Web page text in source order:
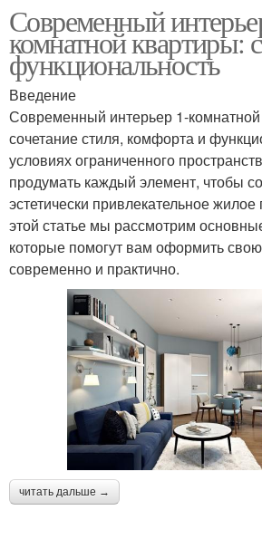
Современный
комнатной квартиры:
функциональность
Введение
Современный интерьер 1-
сочетание стиля, комфорта и
условиях ограниченного
продумать каждый элемент, чтобы
эстетически привлекательное
этой статье мы рассмотрим
которые помогут вам оформить
современно и практично.
читать дальше →